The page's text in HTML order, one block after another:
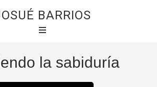
BARRIOS
la sabiduría